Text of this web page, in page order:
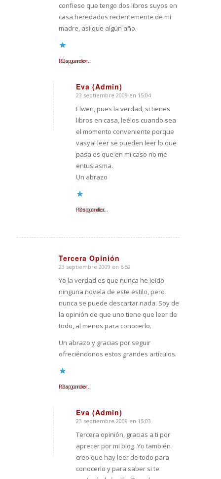
confieso que tengo dos libros suyos en
casa heredados recientemente de mi
madre, así que algún año.
Cargando...
Responder
Eva (Admin)
Dice:
23 septiembre 2009 en 15:04
Elwen, pues la verdad, si tienes
libros en casa, leélos cuando sea
el momento conveniente porque
vasya! leer se pueden leer lo que
pasa es que en mi caso no me
entusiasma.
Un abrazo
Cargando...
Responder
Tercera Opinión
Dice:
23 septiembre 2009 en 6:52
Yo la verdad es que nunca he leído
ninguna novela de este estilo, pero
nunca se puede descartar nada. Soy de
la opinión de que uno tiene que leer de
todo, al menos para conocerlo.
Un abrazo y gracias por seguir
ofreciéndonos estos grandes artículos.
Cargando...
Responder
Eva (Admin)
Dice:
23 septiembre 2009 en 15:03
Tercera opinión, gracias a ti por
aprecer por mi blog. Yo también
creo que hay leer de todo para
conocerlo y para saber si te